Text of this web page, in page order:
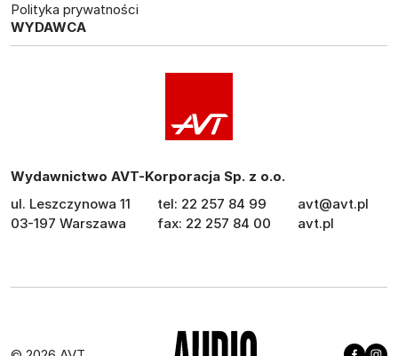
Polityka prywatności
WYDAWCA
Wydawnictwo AVT-Korporacja Sp. z o.o.
ul. Leszczynowa 11
03-197 Warszawa
tel: 22 257 84 99
fax: 22 257 84 00
avt@avt.pl
avt.pl